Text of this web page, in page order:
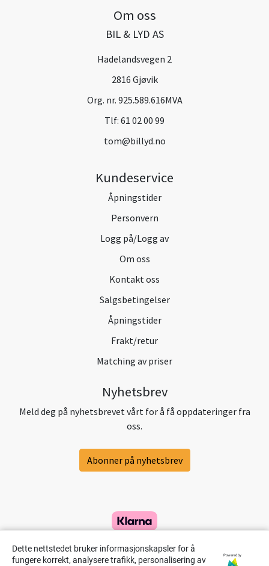
Om oss
BIL & LYD AS
Hadelandsvegen 2
2816 Gjøvik
Org. nr. 925.589.616MVA
Tlf: 61 02 00 99
tom@billyd.no
Kundeservice
Åpningstider
Personvern
Logg på/Logg av
Om oss
Kontakt oss
Salgsbetingelser
Åpningstider
Frakt/retur
Matching av priser
Nyhetsbrev
Meld deg på nyhetsbrevet vårt for å få oppdateringer fra
oss.
Abonner på nyhetsbrev
Dette nettstedet bruker informasjonskapsler for å
fungere korrekt, analysere trafikk, personalisering av
Powered by